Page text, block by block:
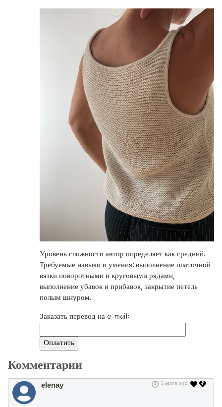
Уровень сложности автор определяет как средний.
Требуемые навыки и умения: выполнение платочной
вязки поворотными и круговыми рядами,
выполнение убавок и прибавок, закрытие петель
полым шнуром.
Заказать перевод на e-mail:
Комментарии
elenay 3 years ago